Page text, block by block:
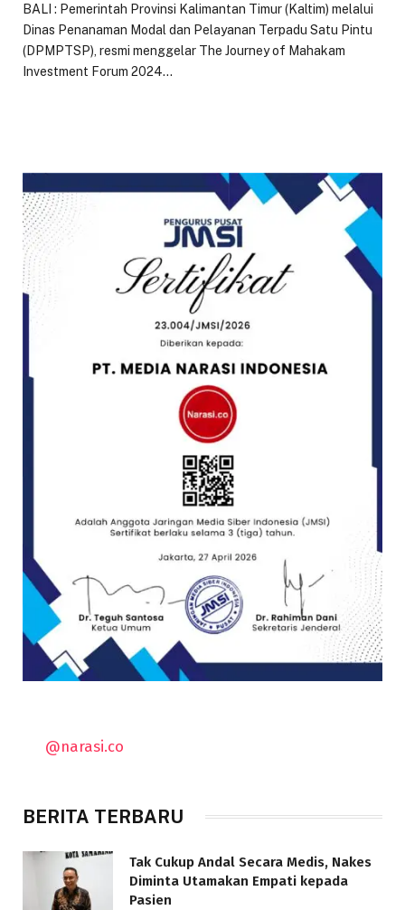
BALI : Pemerintah Provinsi Kalimantan Timur (Kaltim) melalui
Dinas Penanaman Modal dan Pelayanan Terpadu Satu Pintu
(DPMPTSP), resmi menggelar The Journey of Mahakam
Investment Forum 2024…
@narasi.co
BERITA TERBARU
Tak Cukup Andal Secara Medis, Nakes
Diminta Utamakan Empati kepada
Pasien